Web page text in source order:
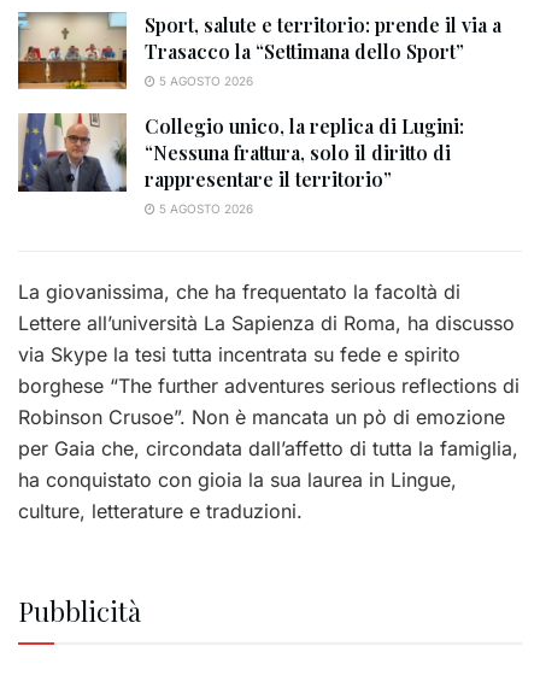
Sport, salute e territorio: prende il via a
Trasacco la “Settimana dello Sport”
5 AGOSTO 2026
Collegio unico, la replica di Lugini:
“Nessuna frattura, solo il diritto di
rappresentare il territorio”
5 AGOSTO 2026
La giovanissima, che ha frequentato la facoltà di
Lettere all’università La Sapienza di Roma, ha discusso
via Skype la tesi tutta incentrata su fede e spirito
borghese “The further adventures serious reflections di
Robinson Crusoe”. Non è mancata un pò di emozione
per Gaia che, circondata dall’affetto di tutta la famiglia,
ha conquistato con gioia la sua laurea in Lingue,
culture, letterature e traduzioni.
Pubblicità